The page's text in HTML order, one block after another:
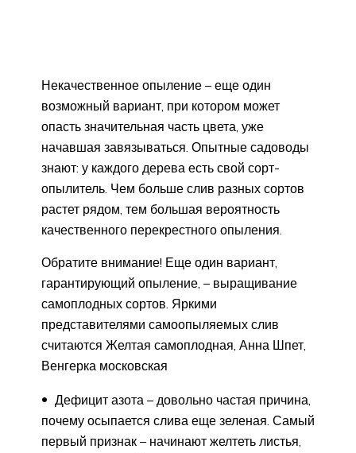
Некачественное опыление – еще один
возможный вариант, при котором может
опасть значительная часть цвета, уже
начавшая завязываться. Опытные садоводы
знают: у каждого дерева есть свой сорт-
опылитель. Чем больше слив разных сортов
растет рядом, тем большая вероятность
качественного перекрестного опыления.
Обратите внимание! Еще один вариант,
гарантирующий опыление, – выращивание
самоплодных сортов. Яркими
представителями самоопыляемых слив
считаются Желтая самоплодная, Анна Шпет,
Венгерка московская
Дефицит азота – довольно частая причина,
почему осыпается слива еще зеленая. Самый
первый признак – начинают желтеть листья,